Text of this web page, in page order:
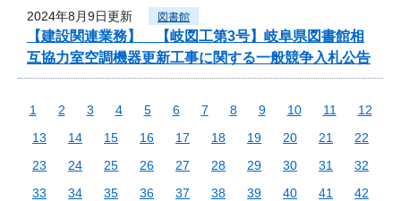
2024年8月9日更新 図書館
【建設関連業務】 【岐図工第3号】岐阜県図書館相
互協力室空調機器更新工事に関する一般競争入札公告
1 2 3 4 5 6 7 8 9 10 11
12
13
14 15 16 17 18 19 20 21
22
23
24 25 26 27 28 29 30 31
32
33
34 35 36 37 38 39 40 41
42